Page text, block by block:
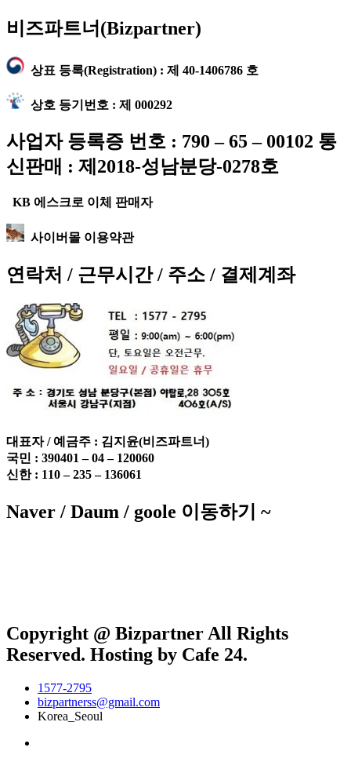
비즈파트너(Bizpartner)
상표 등록(Registration) : 제 40-1406786 호
상호 등기번호 : 제 000292
사업자 등록증 번호 : 790 – 65 – 00102 통
신판매 : 제2018-성남분당-0278호
KB 에스크로 이체 판매자
사이버몰 이용약관
연락처 / 근무시간 / 주소 / 결제계좌
대표자 / 예금주 : 김지윤(비즈파트너)
국민 : 390401 – 04 – 120060
신한 : 110 – 235 – 136061
Naver / Daum / goole 이동하기 ~
Copyright @ Bizpartner All Rights
Reserved. Hosting by Cafe 24.
1577-2795
bizpartnerss@gmail.com
Korea_Seoul